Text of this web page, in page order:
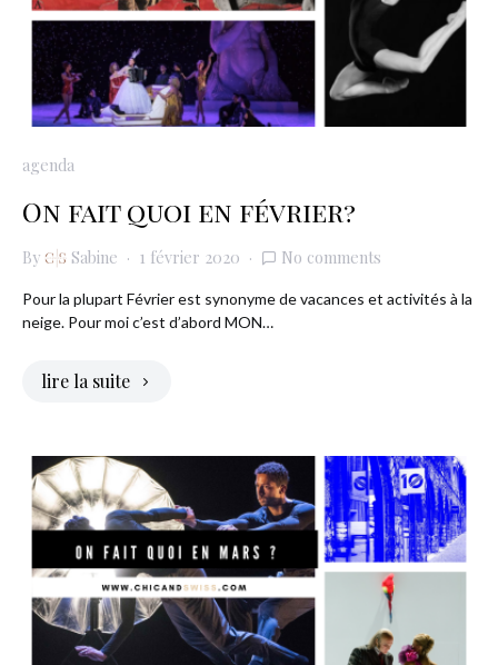
agenda
On fait quoi en février?
By Sabine 1 février 2020 No comments
Pour la plupart Février est synonyme de vacances et activités à la
neige. Pour moi c’est d’abord MON…
lire la suite